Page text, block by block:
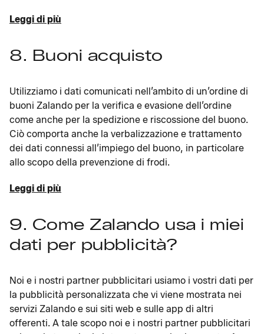
Leggi di più
8. Buoni acquisto
Utilizziamo i dati comunicati nell’ambito di un’ordine di
buoni Zalando per la verifica e evasione dell’ordine
come anche per la spedizione e riscossione del buono.
Ciò comporta anche la verbalizzazione e trattamento
dei dati connessi all’impiego del buono, in particolare
allo scopo della prevenzione di frodi.
Leggi di più
9. Come Zalando usa i miei
dati per pubblicità?
Noi e i nostri partner pubblicitari usiamo i vostri dati per
la pubblicità personalizzata che vi viene mostrata nei
servizi Zalando e sui siti web e sulle app di altri
offerenti. A tale scopo noi e i nostri partner pubblicitari